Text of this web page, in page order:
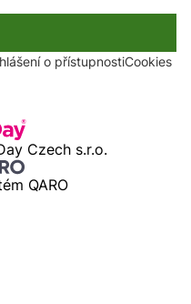
o přístupnostiCookies
Czech s.r.o.
QARO